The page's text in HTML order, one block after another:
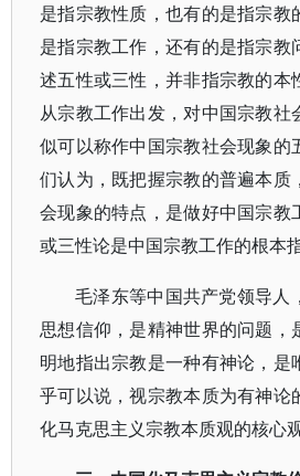
是指宗教性质，也有的是指宗教
是指宗教工作，还有的是指宗教
述五性或三性，并非指宗教的本
从宗教工作出发，对中国宗教社
似可以称作中国宗教社会现象的
们认为，既把握宗教的普遍本质
会现象的特点，是做好中国宗教
或三性论是中国宗教工作的根本
毛泽东等中国共产党领导人
思想信仰，是精神世界的问题，
明地指出宗教是一种有神论，是
乎可以说，视宗教本质为有神论
化马克思主义宗教本质观的核心观